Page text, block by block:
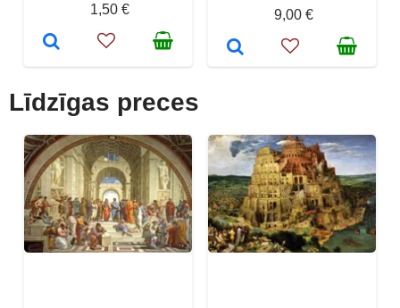
1,50 €
9,00 €
Līdzīgas preces